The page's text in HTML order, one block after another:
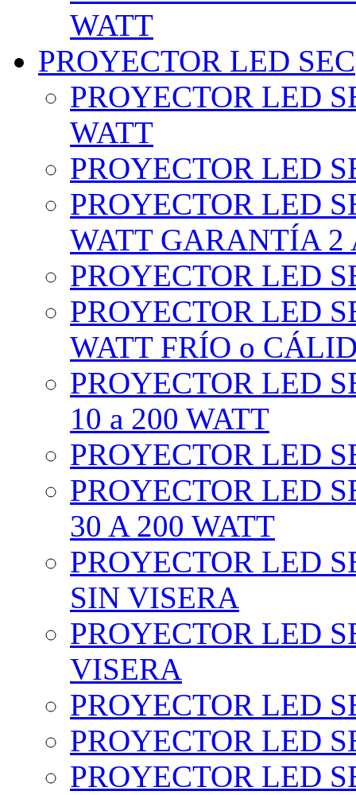
WATT
PROYECTOR LED SEC
PROYECTOR LED
WATT
PROYECTOR LED
PROYECTOR LED
WATT GARANTÍA 2
PROYECTOR LED
PROYECTOR LED
WATT FRÍO o
PROYECTOR LED
10 a 200 WATT
PROYECTOR LED
PROYECTOR LED
30 A 200 WATT
PROYECTOR LED
SIN VISERA
PROYECTOR LED
VISERA
PROYECTOR LED
PROYECTOR LED
PROYECTOR LED